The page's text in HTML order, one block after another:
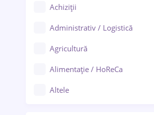
Galați (Galați)
Ploiești
Achiziții
Administrativ / Logistică
Agricultură
Alimentație / HoReCa
Altele